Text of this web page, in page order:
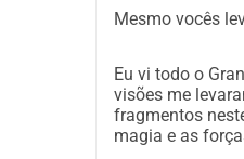
Início da
A versão em
Estimativa de
Custos de
Mesmo vocês
Eu vi todo o
visões me
fragmentos
magia e as